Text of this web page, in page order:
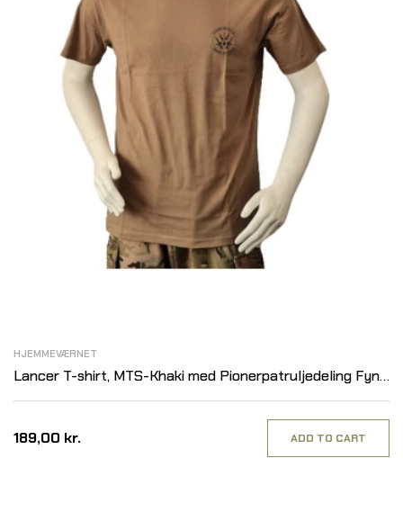
HJEMMEVÆRNET
Lancer T-shirt, MTS-Khaki med Pionerpatruljedeling Fyn,
tryk på bryst
189,00 kr. ADD TO CART